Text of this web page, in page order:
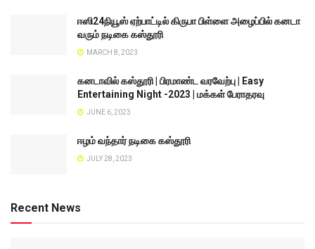
ஈஸி24நியூஸ் ஏற்பாட்டில் கிருபா பிள்ளை அழைப்பில் கனடா
வரும் நடிகை கஸ்தூரி
MARCH 8, 2023
கனடாவில் கஸ்தூரி | பிரமாண்ட வரவேற்பு | Easy
Entertaining Night -2023 | மக்கள் பேராதரவு
JUNE 6, 2023
ஈழம் வந்தார் நடிகை கஸ்தூரி
JULY 28, 2023
Recent News